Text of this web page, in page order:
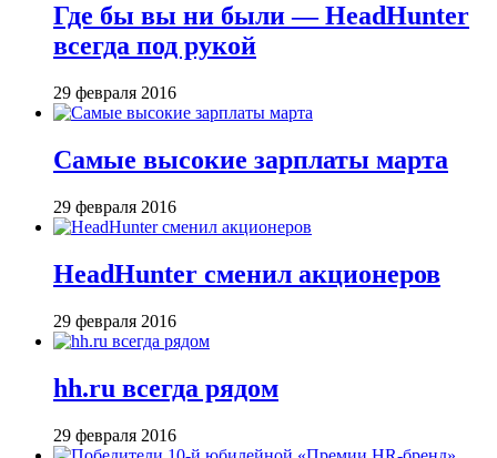
Где бы вы ни были — HeadHunter
всегда под рукой
29 февраля 2016
Самые высокие зарплаты марта
29 февраля 2016
HeadHunter сменил акционеров
29 февраля 2016
hh.ru всегда рядом
29 февраля 2016